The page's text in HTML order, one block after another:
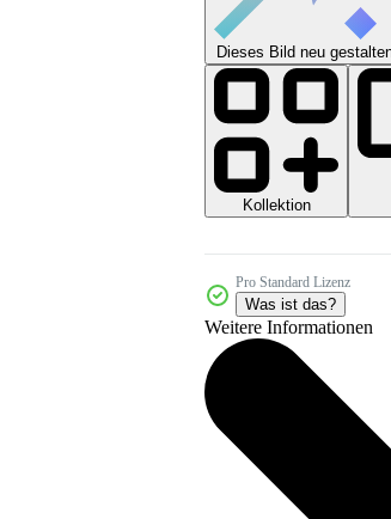
Dieses Bild neu
Kollektion
Pro Standard Lizenz
Was ist das?
Weitere Informationen